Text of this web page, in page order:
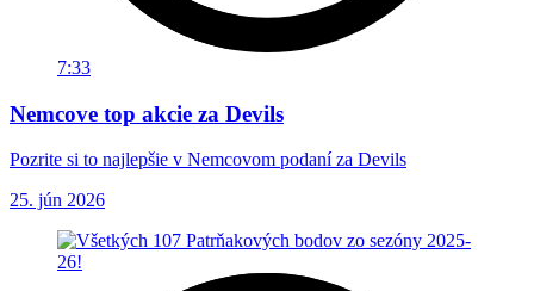
7:33
Nemcove top akcie za Devils
Pozrite si to najlepšie v Nemcovom podaní za Devils
25. jún 2026